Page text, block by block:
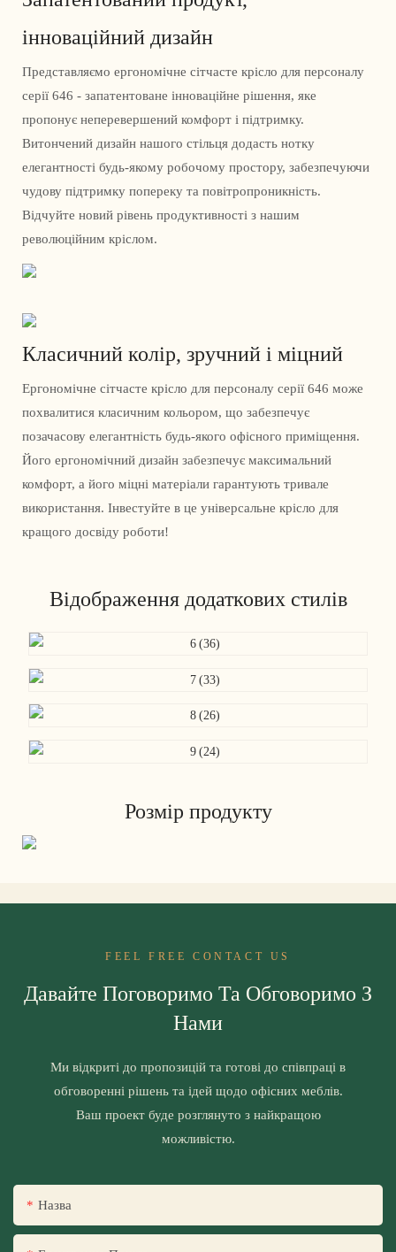
інноваційний дизайн
Представляємо ергономічне сітчасте крісло для персоналу
серії 646 - запатентоване інноваційне рішення, яке
пропонує неперевершений комфорт і підтримку.
Витончений дизайн нашого стільця додасть нотку
елегантності будь-якому робочому простору, забезпечуючи
чудову підтримку попереку та повітропроникність.
Відчуйте новий рівень продуктивності з нашим
революційним кріслом.
Класичний колір, зручний і міцний
Ергономічне сітчасте крісло для персоналу серії 646 може
похвалитися класичним кольором, що забезпечує
позачасову елегантність будь-якого офісного приміщення.
Його ергономічний дизайн забезпечує максимальний
комфорт, а його міцні матеріали гарантують тривале
використання. Інвестуйте в це універсальне крісло для
кращого досвіду роботи!
Відображення додаткових стилів
Розмір продукту
FEEL FREE CONTACT US
Давайте Поговоримо Та Обговоримо З
Нами
Ми відкриті до пропозицій та готові до співпраці в
обговоренні рішень та ідей щодо офісних меблів.
Ваш проект буде розглянуто з найкращою
можливістю.
Назва